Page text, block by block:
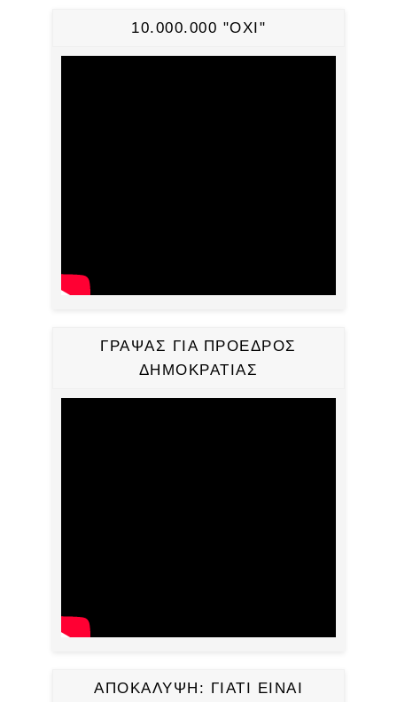
10.000.000 "ΟΧΙ"
ΓΡΑΨΑΣ ΓΙΑ ΠΡΟΕΔΡΟΣ
ΔΗΜΟΚΡΑΤΙΑΣ
ΑΠΟΚΑΛΥΨΗ: ΓΙΑΤΙ ΕΙΝΑΙ